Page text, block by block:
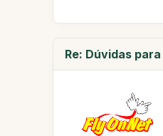
Re: Dúvidas